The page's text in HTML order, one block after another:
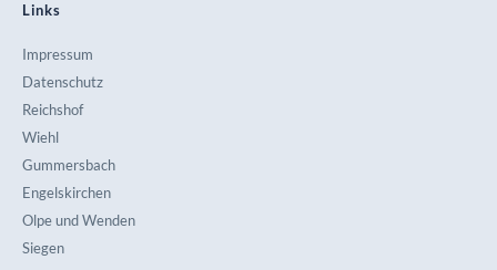
Links
Impressum
Datenschutz
Reichshof
Wiehl
Gummersbach
Engelskirchen
Olpe und Wenden
Siegen